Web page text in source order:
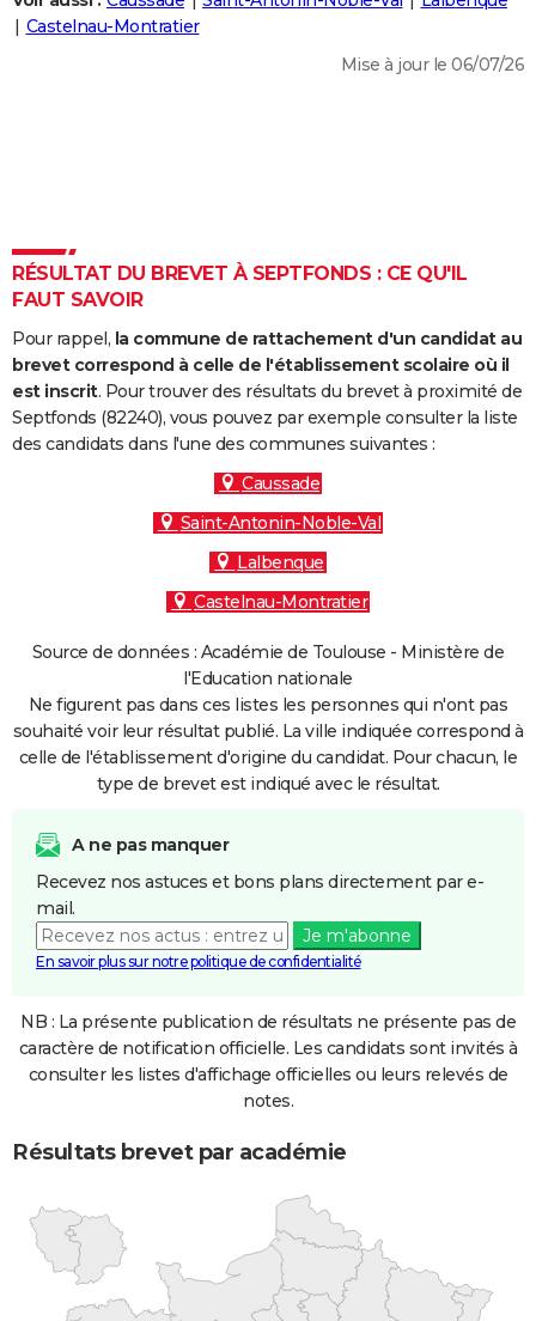
Destinations
City break
Voyage nature
Voyage de noces
Forum
Climat
+PHOTO
Dictionnaire
Biographies
Citations
Expressions
Proverbes
PROGRAMME TV
S'inscrire
Se connecter
Lycées
Collèges
Primaires
Universités
Entreprises
Service militaire
Avis de recherche
AVIS DE DÉCÈS
FORUM
Castelnau-Montratier
Mise à jour le 06/07/26
RÉSULTAT DU BREVET À SEPTFONDS : CE QU'IL
FAUT SAVOIR
Pour rappel, la commune de rattachement d'un candidat au
brevet correspond à celle de l'établissement scolaire où il
est inscrit. Pour trouver des résultats du brevet à proximité de
Septfonds (82240), vous pouvez par exemple consulter la liste
des candidats dans l'une des communes suivantes :
Caussade
Saint-Antonin-Noble-Val
Lalbenque
Castelnau-Montratier
Source de données : Académie de Toulouse - Ministère de
l'Education nationale
Ne figurent pas dans ces listes les personnes qui n'ont pas
souhaité voir leur résultat publié. La ville indiquée correspond à
celle de l'établissement d'origine du candidat. Pour chacun, le
type de brevet est indiqué avec le résultat.
A ne pas manquer
Recevez nos astuces et bons plans directement par e-
mail.
Je m'abonne
En savoir plus sur notre politique de confidentialité
NB : La présente publication de résultats ne présente pas de
caractère de notification officielle. Les candidats sont invités à
consulter les listes d'affichage officielles ou leurs relevés de
notes.
Résultats brevet par académie